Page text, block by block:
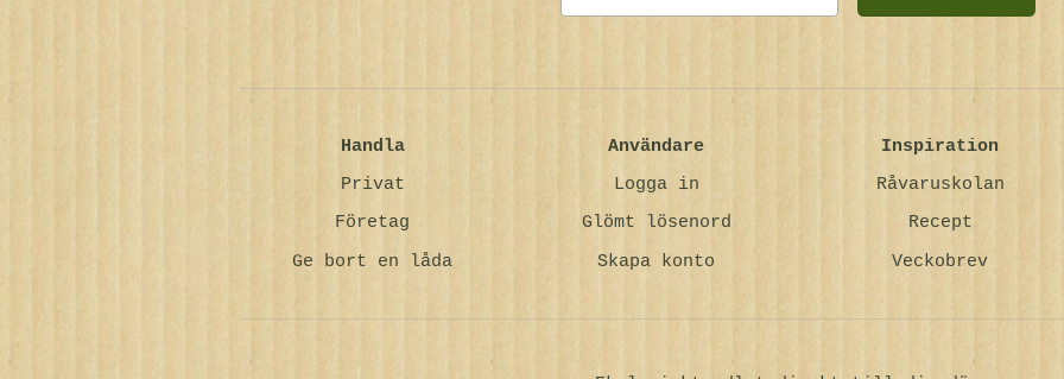
Handla
Privat
Företag
Ge bort en låda
Användare
Logga in
Glömt lösenord
Skapa konto
Inspiration
Råvaruskolan
Recept
Veckobrev